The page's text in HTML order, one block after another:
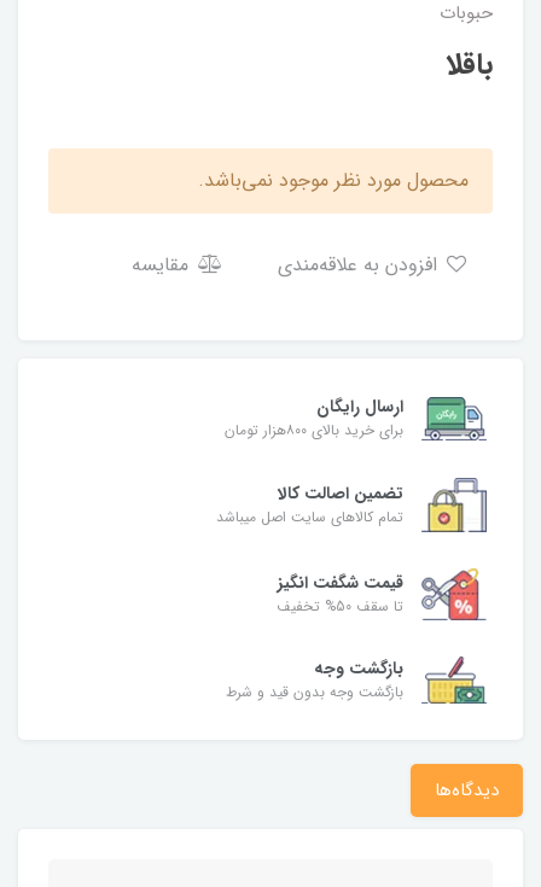
حبوبات
باقلا
محصول مورد نظر موجود نمی‌باشد.
مقایسه
ارسال رایگان
برای خرید بالای ۸۰۰هزار تومان
تضمین اصالت کالا
تمام کالاهای سایت اصل میباشد
قیمت شگفت انگیز
تا سقف 50% تخفیف
بازگشت وجه
بازگشت وجه بدون قید و شرط
دیدگاه‌ها